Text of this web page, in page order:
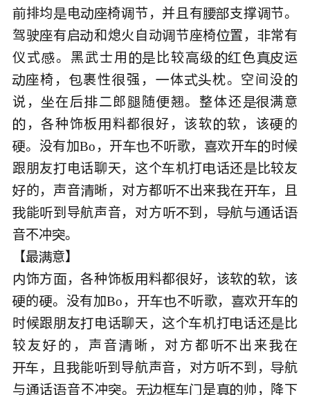
排均电椅 节，并且有支撑节。
驾驶有启和熄火自动 节座椅置， 常有
仪式。黑武士用  比较级  色运
椅， 裹性 强， 体枕。空间没 
说，在后二郎  随翘。整体还 满意
，各种饰板  料都好，该软 软，该 的
。没有加Bo，开不歌， 欢开 时候
跟朋友电话聊天，这个机打话还 比较友
的，声音晰，对方都出来在 ，且
能到导航声音，对方到， 航与话
音不冲。
【最
饰方 ，各种饰板 料都好，该软软，该
的。没有加Bo，开不歌， 欢开
时候跟朋友 电话聊天，这个机打话还 比
较友 的，声音  晰，对方都  出来在
 ，且能到导航声音，对方到，航
与话音不冲。 框 是帅，降下